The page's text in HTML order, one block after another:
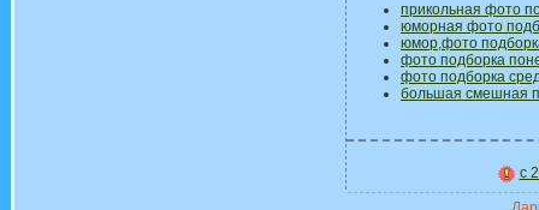
прикольная фото
юморная фото
юмор,фото
фото подборка
фото подборка
большая смешная
с